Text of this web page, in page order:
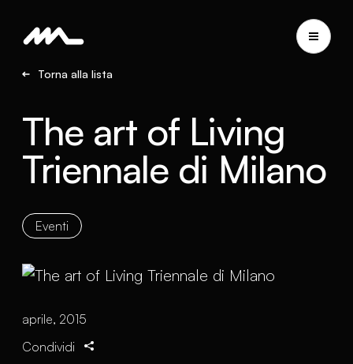
Torna alla lista
The art of Living
Triennale di Milano
Eventi
aprile, 2015
Condividi